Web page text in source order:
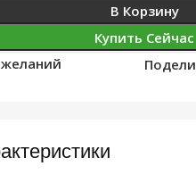
В Корзину
Купить Сейчас